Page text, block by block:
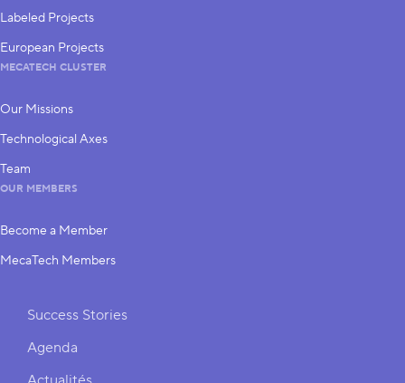
Labeled Projects
European Projects
MECATECH CLUSTER
Our Missions
Technological Axes
Team
OUR MEMBERS
Become a Member
MecaTech Members
Shortcuts
Success Stories
Agenda